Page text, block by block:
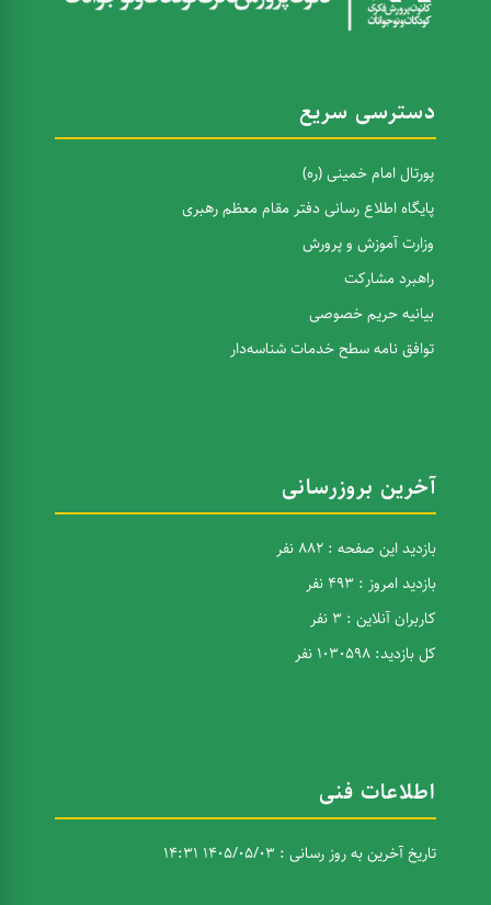
دسترسی سریع
پورتال امام خمینی (ره)
پایگاه اطلاع رسانی دفتر مقام معظم رهبری
وزارت آموزش و پرورش
راهبرد مشارکت
بیانیه حریم خصوصی
توافق نامه سطح خدمات شناسه‌دار
آخرین بروزرسانی
بازدید این صفحه : 882 نفر
بازدید امروز : 493 نفر
کاربران آنلاین : 3 نفر
کل بازدید: 1030598 نفر
اطلاعات فنی
تاریخ آخرین به روز رسانی : 1405/05/03 14:31